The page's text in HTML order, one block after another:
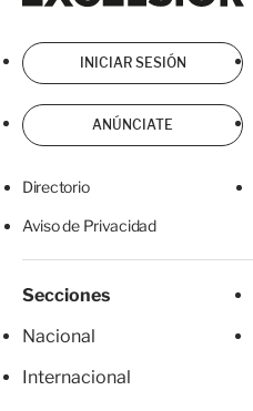
INICIAR SESIÓN
ANÚNCIATE
Directorio
Aviso de Privacidad
Secciones
Nacional
Internacional